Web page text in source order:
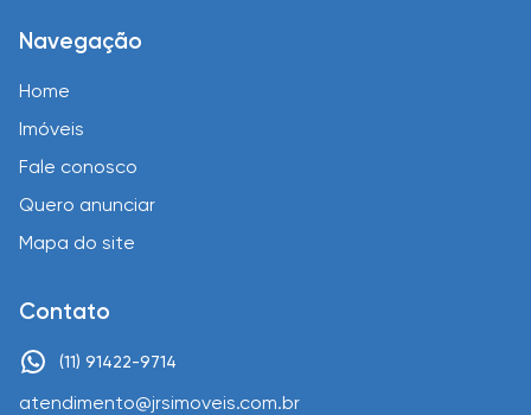
Navegação
Home
Imóveis
Fale conosco
Quero anunciar
Mapa do site
Contato
(11) 91422-9714
atendimento@jrsimoveis.com.br